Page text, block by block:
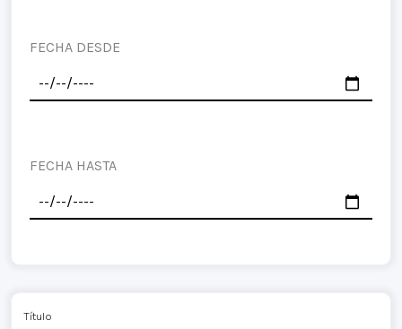
FECHA DESDE
FECHA HASTA
Título